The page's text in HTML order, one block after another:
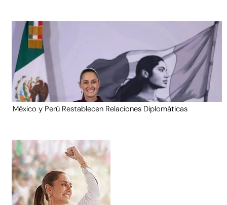
México y Perú Restablecen Relaciones Diplomáticas